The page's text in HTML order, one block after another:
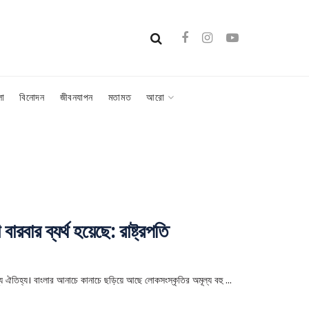
বিনোদন জীবনযাপন মতামত আরো
ব্যর্থ হয়েছে: রাষ্ট্রপতি
ঐতিহ্য। বাংলার আনাচে কানাচে ছড়িয়ে আছে লোকসংস্কৃতির অমূল্য বহু ...